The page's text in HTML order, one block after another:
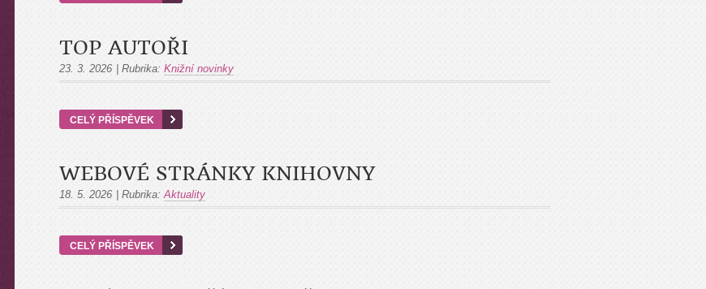
TOP AUTOŘI
23. 3. 2026 Rubrika: Knižní novinky
CELÝ PŘÍSPĚVEK
WEBOVÉ STRÁNKY KNIHOVNY
18. 5. 2026 Rubrika: Aktuality
CELÝ PŘÍSPĚVEK